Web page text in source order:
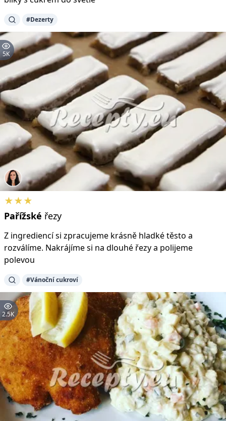
#Dezerty
5K
★★★
Pařížské řezy
Z ingrediencí si zpracujeme krásně hladké těsto a
rozválíme. Nakrájíme si na dlouhé řezy a polijeme
polevou
#Vánoční cukroví
2.5K